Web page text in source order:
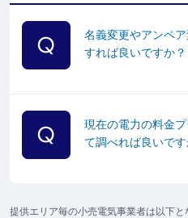
名義変更やアンペ
すれば良いですか？
現在の電力の料金
て調べれば良いです
提供エリア毎の小売電気事業者は以下と